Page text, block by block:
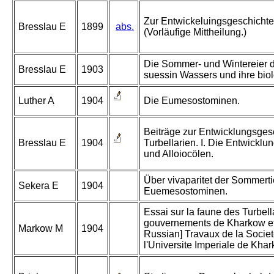
Bresslau E 1899 abs.
Zur
(Vorläufige Mittheilung.)
Bresslau E 1903
Die Sommer- und Wintereier
suessin Wassers und ihre
Luther A 1904 Die Eumesostominen.
Bresslau E 1904
Beiträge zur
Turbellarien. I. Die
und Alloiocölen.
Sekera E 1904
Über vivaparitet der
Euemesostominen.
Markow M 1904
Essai sur la faune des
gouvernements de Kharkow
Russian] Travaux de la
l'Universite Imperiale de